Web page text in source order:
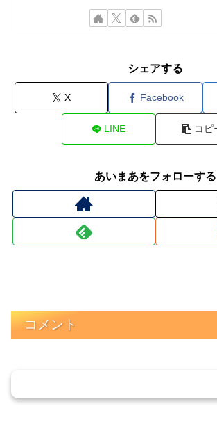
シェアする
X Facebook
LINE コピ
あいまあをフォローする
コメント